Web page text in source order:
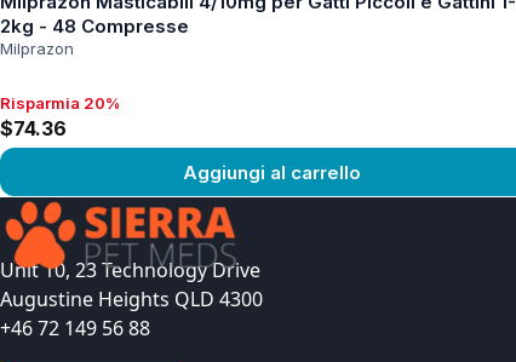
2kg - 48 Compresse
Milprazon
Risparmia 20%, $74.36
Risparmia 20%
$74.36
Aggiungi al carrello
Vedi prodotto
Unit 10, 23 Technology Drive
Augustine Heights QLD 4300
+46 72 149 56 88